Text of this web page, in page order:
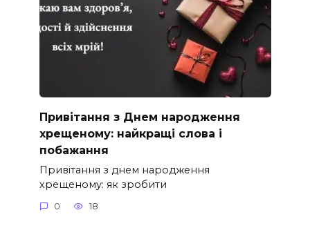
Привітання з Днем народження
хрещеному: найкращі слова і
побажання
Привітання з днем народження
хрещеному: як зробити
0 18